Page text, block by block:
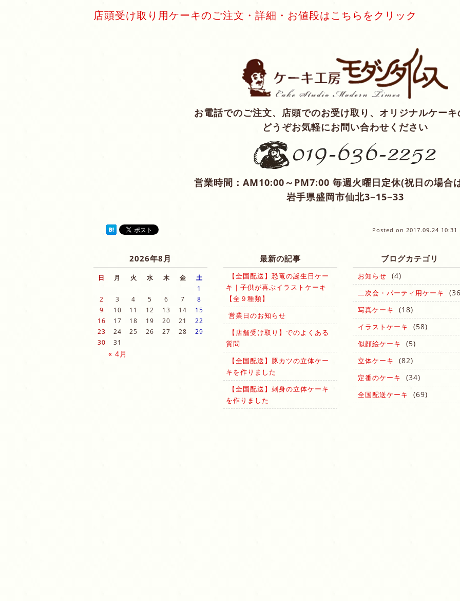
店頭受け取り用ケーキのご注文・詳細・お値段はこちらをクリック
お電話でのご注文、店頭でのお受け取り、オリジナルケー
どうぞお気軽にお問い合わせください
営業時間：AM10:00～PM7:00 毎週火曜日定休(祝日の場合
岩手県盛岡市仙北3−15−33
Posted on 2017.09.24 10:31
2026年8月
日 月 火 水 木 金 土
« 4月
1
2
3 4 5 6 7
8
9
10 11 12 13 14
15
16
17 18 19 20 21
22
23
24 25 26 27 28
29
30
31
最新の記事
【全国配送】恐竜の誕生日ケー
キ｜子供が喜ぶイラストケーキ
【全９種類】
営業日のお知らせ
【店舗受け取り】でのよくある
質問
【全国配送】豚カツの立体ケー
キを作りました
【全国配送】刺身の立体ケーキ
を作りました
ブログカテゴリ
お知らせ (4)
二次会・パーティ用ケーキ
写真ケーキ (18)
イラストケーキ (58)
似顔絵ケーキ (5)
立体ケーキ (82)
定番のケーキ (34)
全国配送ケーキ (69)